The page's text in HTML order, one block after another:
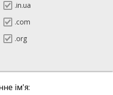
.in.ua
.com
.org
ім'я: